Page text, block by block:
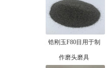
锆刚玉F80目用于制
作磨头磨具